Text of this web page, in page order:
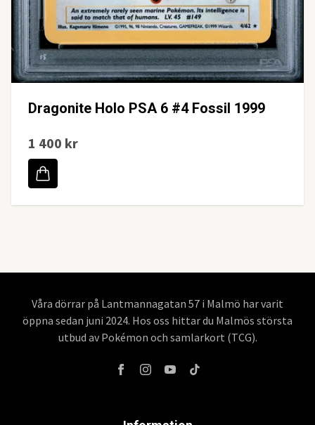
Dragonite Holo PSA 6 #4 Fossil 1999
1 400 kr
Våra dörrar på Lantmannagatan 57 i Malmö har varit
öppna sedan juni 2024. Hos oss hittar du Malmös största
utbud av Pokémon och samlarkort (TCG).